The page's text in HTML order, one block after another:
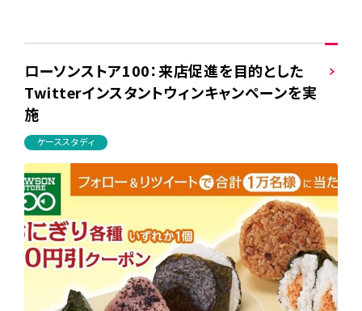
ローソンストア100：来店促進を目的とした
Twitterインスタントウィンキャンペーンを実
施
ケーススタディ